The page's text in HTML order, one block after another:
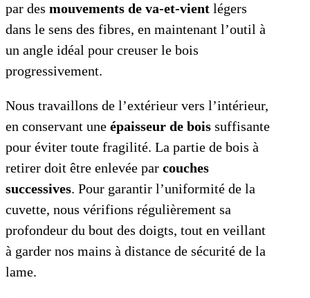
par des mouvements de va-et-vient légers
dans le sens des fibres, en maintenant l’outil à
un angle idéal pour creuser le bois
progressivement.
Nous travaillons de l’extérieur vers l’intérieur,
en conservant une épaisseur de bois suffisante
pour éviter toute fragilité. La partie de bois à
retirer doit être enlevée par couches
successives. Pour garantir l’uniformité de la
cuvette, nous vérifions régulièrement sa
profondeur du bout des doigts, tout en veillant
à garder nos mains à distance de sécurité de la
lame.